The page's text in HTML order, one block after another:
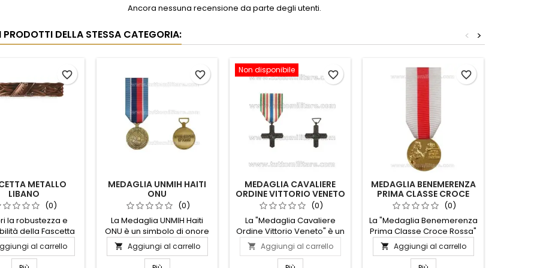
Ancora nessuna recensione da parte degli utenti.
PRODOTTI DELLA STESSA CATEGORIA: >
<
METALLO
LIBANO
(0)
la robustezza e
della Fascetta
Libano, l'accessorio
fissaggi sicuri e
Realizzata in
al carrello
favorite_border
MEDAGLIA UNMIH HAITI
ONU
(0)
La Medaglia UNMIH Haiti
ONU è un simbolo di onore
e dedizione, conferito a
coloro che hanno servito
con impegno nella Missione
 Aggiungi al carrello
favorite_border Non disponibile
MEDAGLIA CAVALIERE
ORDINE VITTORIO VENETO
(0)
La "Medaglia Cavaliere
Ordine Vittorio Veneto" è un
simbolo di onore e
riconoscimento per coloro
che hanno servito con
 Aggiungi al carrello
favorite_border
MEDAGLIA BENEMERENZA
PRIMA CLASSE CROCE
ROSSA
(0)
La "Medaglia Benemerenza
Prima Classe Croce Rossa"
è un simbolo di eccellenza
e dedizione umanitaria.
Realizzata con materiali di
 Aggiungi al carrello
favorite_border